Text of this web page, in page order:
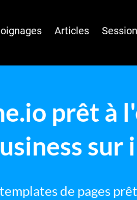
Articles
prêt à
sur
de pages